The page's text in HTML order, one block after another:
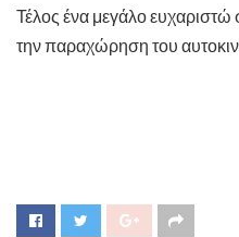
Τέλος ένα μεγάλο
την παραχώρηση του